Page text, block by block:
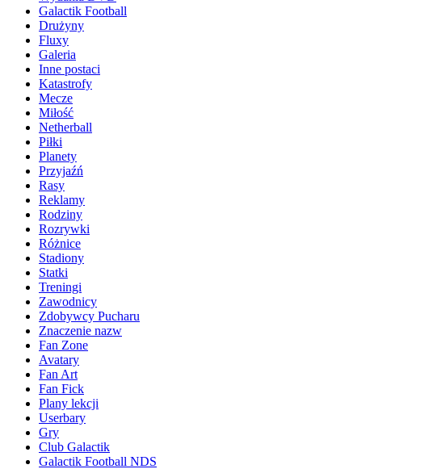
Galactik Football
Drużyny
Fluxy
Galeria
Inne postaci
Katastrofy
Mecze
Miłość
Netherball
Piłki
Planety
Przyjaźń
Rasy
Reklamy
Rodziny
Rozrywki
Różnice
Stadiony
Statki
Treningi
Zawodnicy
Zdobywcy Pucharu
Znaczenie nazw
Fan Zone
Avatary
Fan Art
Fan Fick
Plany lekcji
Userbary
Gry
Club Galactik
Galactik Football NDS